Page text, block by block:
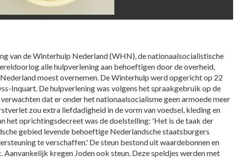
van de Winterhulp Nederland (WHN), de nationaalsocialistische
alle hulpverlening aan behoeftigen door de overheid,
moest overnemen. De Winterhulp werd opgericht op 22
Inquart. De hulpverlening was volgens het spraakgebruik op de
dat er onder het nationaalsocialisme geen armoede meer
zou extra liefdadigheid in de vorm van voedsel, kleding en
het oprichtingsdecreet was de doelstelling: 'Het is de taak der
gebied levende behoeftige Nederlandsche staatsburgers
te verschaffen.' De steun bestond uit waardebonnen en
Aanvankelijk kregen Joden ook steun. Deze speldjes werden met